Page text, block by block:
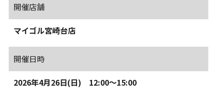
開催店舗
マイゴル宮崎台店
開催日時
2026年4月26日(日) 12:00～15:00